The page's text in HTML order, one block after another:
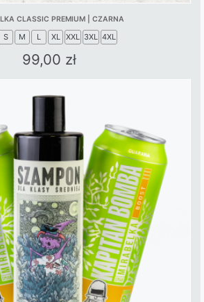
CLASSIC PREMIUM | CZARNA
S M L XL XXL 3XL 4XL
99,00 zł
This
product
multiple
variants.
The
options
may
be
chosen
on
the
product
page